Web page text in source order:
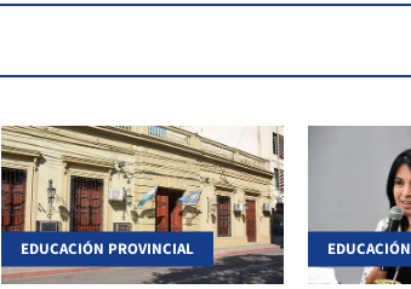
EDUCACIÓN PROVINCIAL